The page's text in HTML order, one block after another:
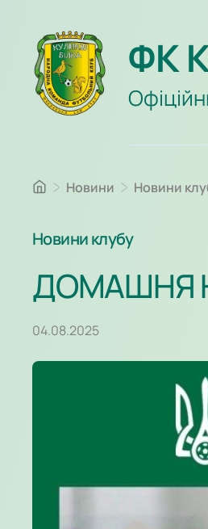
ФК
Новини Новини
Новини клубу
ДОМАШНЯ
04.08.2025